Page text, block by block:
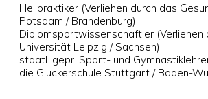
Heilpraktiker (Verliehen durch das
Potsdam / Brandenburg)
Diplomsportwissenschaftler (Verliehen
Universität Leipzig / Sachsen)
staatl. gepr. Sport- und
die Gluckerschule Stuttgart / Baden-